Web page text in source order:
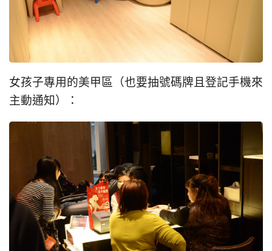
女孩子專用的美甲區（也要抽號碼牌且登記手機來
主動通知）：